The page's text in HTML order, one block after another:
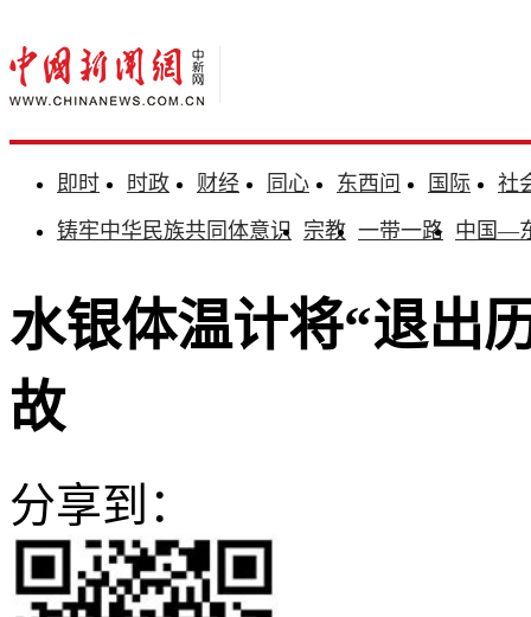
即时 时政 财经 同心 东西问 国际
社
铸牢中华民族共同体意识 宗教 一带一路 中国—
水银体温计将“退出
故
分享到：